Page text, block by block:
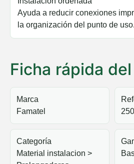
Ayuda a reducir conexiones
la organización del punto de uso.
Ficha rápida
Marca
Famatel
Categoría
Material instalacion >